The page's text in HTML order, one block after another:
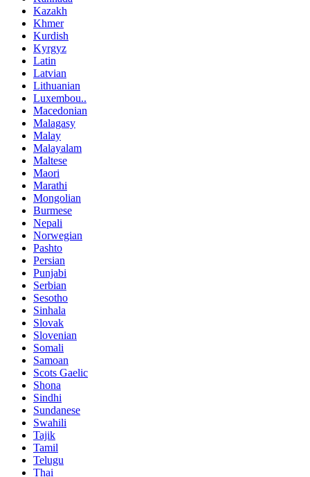
Kazakh
Khmer
Kurdish
Kyrgyz
Latin
Latvian
Lithuanian
Luxembou..
Macedonian
Malagasy
Malay
Malayalam
Maltese
Maori
Marathi
Mongolian
Burmese
Nepali
Norwegian
Pashto
Persian
Punjabi
Serbian
Sesotho
Sinhala
Slovak
Slovenian
Somali
Samoan
Scots Gaelic
Shona
Sindhi
Sundanese
Swahili
Tajik
Tamil
Telugu
Thai